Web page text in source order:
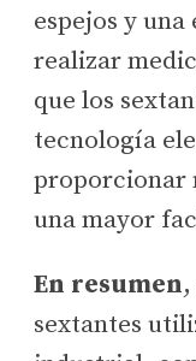
espejos y
realizar
que los
tecnología
proporcionar
una mayor
En resumen
sextantes